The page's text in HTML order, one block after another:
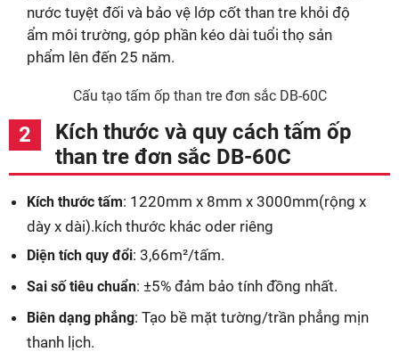
nước tuyệt đối và bảo vệ lớp cốt than tre khỏi độ
ẩm môi trường, góp phần kéo dài tuổi thọ sản
phẩm lên đến 25 năm.
Cấu tạo tấm ốp than tre đơn sắc DB-60C
Kích thước và quy cách tấm ốp
than tre đơn sắc DB-60C
Kích thước tấm: 1220mm x 8mm x 3000mm(rộng x
dày x dài).kích thước khác oder riêng
Diện tích quy đổi: 3,66m²/tấm.
Sai số tiêu chuẩn: ±5% đảm bảo tính đồng nhất.
Biên dạng phẳng: Tạo bề mặt tường/trần phẳng mịn
thanh lịch.